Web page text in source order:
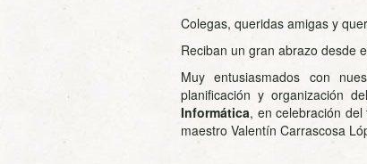
Colegas, queridas amigas y
Reciban un gran abrazo desde
Muy entusiasmados con
planificación y organización del
Informática, en celebración
maestro Valentín Carrascosa